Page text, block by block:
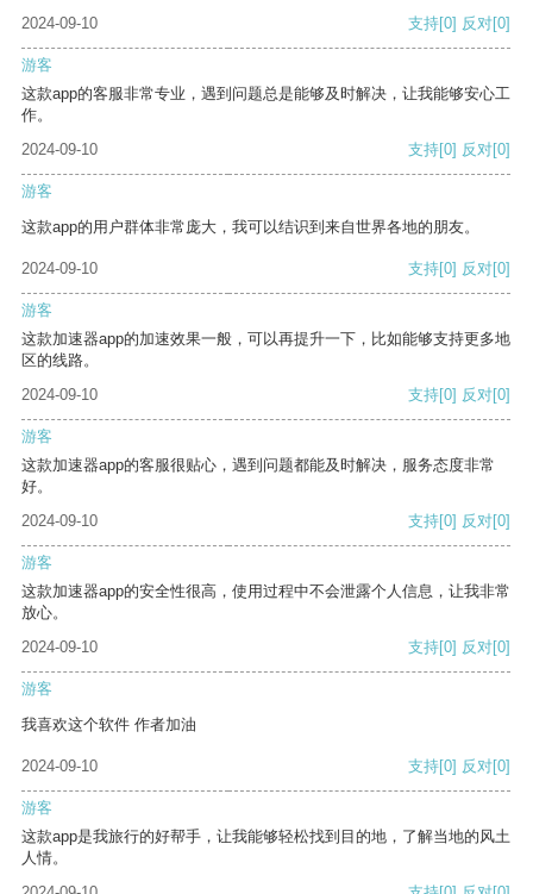
2024-09-10
支持[0] 反对[0]
游客
这款app的客服非常专业，遇到问题总是能够及时解决，让我能够安心工
作。
2024-09-10
支持[0] 反对[0]
游客
这款app的用户群体非常庞大，我可以结识到来自世界各地的朋友。
2024-09-10 支持[0] 反对[0]
游客
这款加速器app的加速效果一般，可以再提升一下，比如能够支持更多地
区的线路。
2024-09-10
支持[0] 反对[0]
游客
这款加速器app的客服很贴心，遇到问题都能及时解决，服务态度非常
好。
2024-09-10
支持[0] 反对[0]
游客
这款加速器app的安全性很高，使用过程中不会泄露个人信息，让我非常
放心。
2024-09-10
支持[0] 反对[0]
游客
我喜欢这个软件 作者加油
2024-09-10 支持[0] 反对[0]
游客
这款app是我旅行的好帮手，让我能够轻松找到目的地，了解当地的风土
人情。